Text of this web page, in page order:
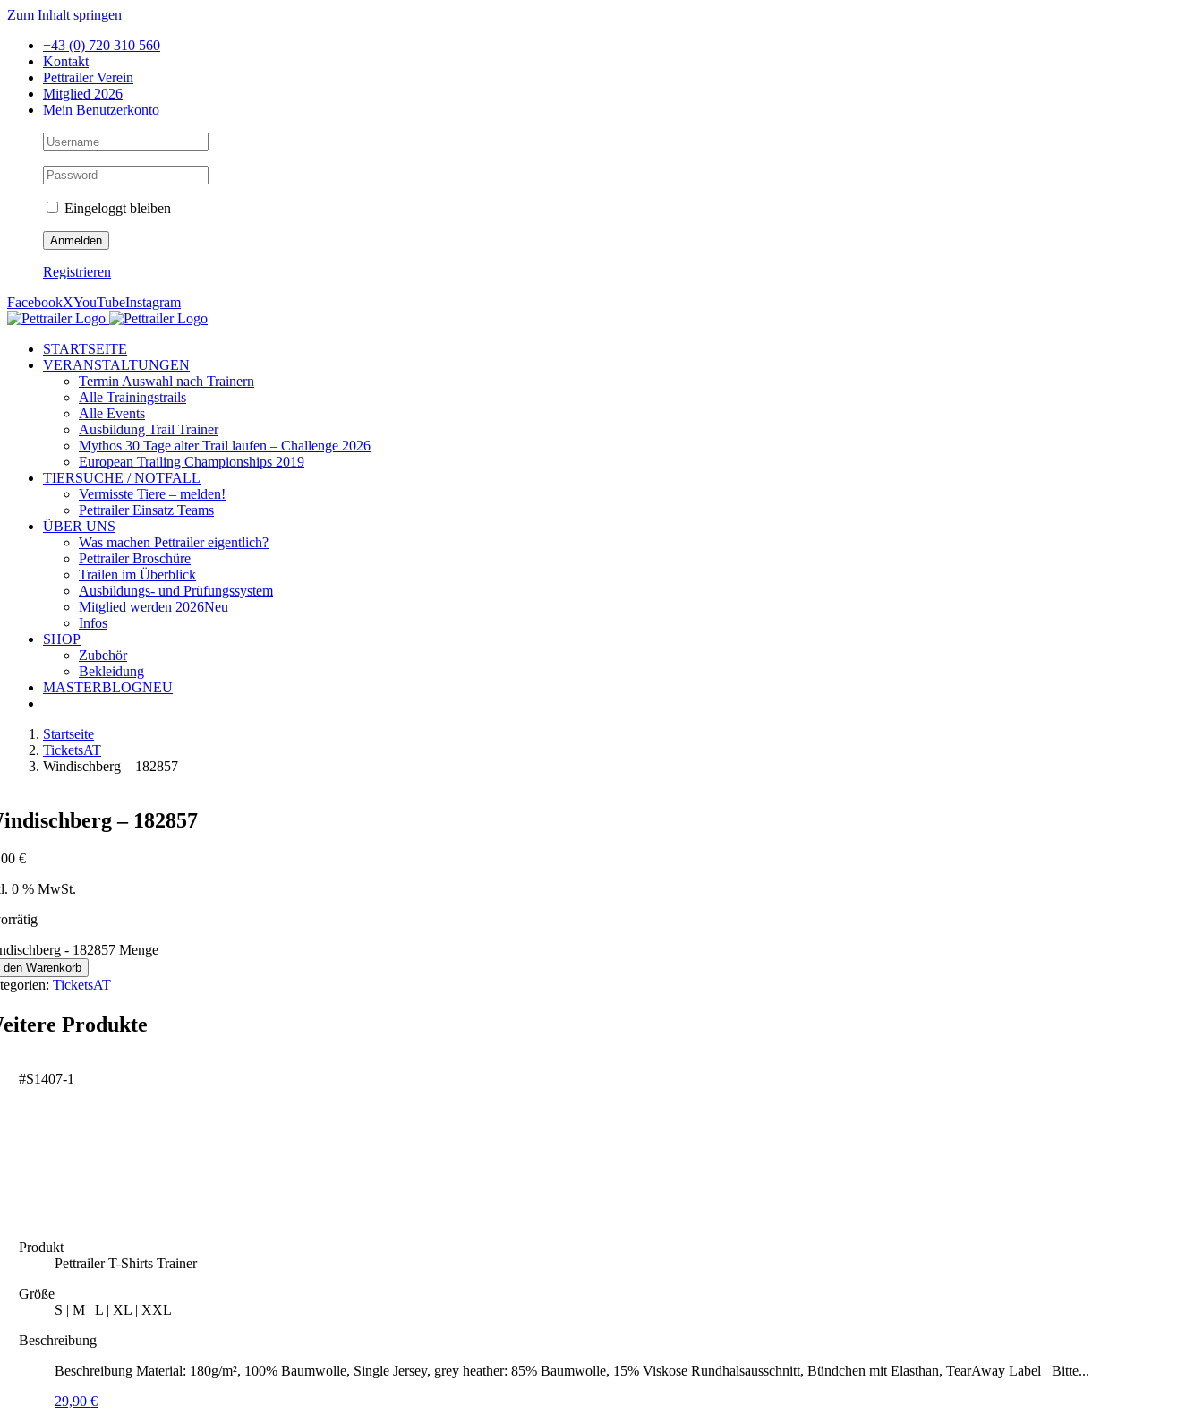
Zum Inhalt springen
+43 (0) 720 310 560
Kontakt
Pettrailer Verein
Mitglied 2026
Mein Benutzerkonto
Eingeloggt bleiben
Registrieren
FacebookXYouTubeInstagram
STARTSEITE
VERANSTALTUNGEN
Termin Auswahl nach Trainern
Alle Trainingstrails
Alle Events
Ausbildung Trail Trainer
Mythos 30 Tage alter Trail laufen – Challenge 2026
European Trailing Championships 2019
TIERSUCHE / NOTFALL
Vermisste Tiere – melden!
Pettrailer Einsatz Teams
ÜBER UNS
Was machen Pettrailer eigentlich?
Pettrailer Broschüre
Trailen im Überblick
Ausbildungs- und Prüfungssystem
Mitglied werden 2026Neu
Infos
SHOP
Zubehör
Bekleidung
MASTERBLOGNEU
Startseite
TicketsAT
Windischberg – 182857
– 182857
€
0 % MwSt.
- 182857 Menge
den Warenkorb
TicketsAT
Produkte
#S1407-1
Produkt
Pettrailer T-Shirts Trainer
Größe
S | M | L | XL | XXL
Beschreibung
Beschreibung Material: 180g/m², 100% Baumwolle, Single Jersey, grey heather: 85% Baumwolle, 15% Viskose Rundhalsausschnitt, Bündchen mit Elasthan, TearAway Label Bitte...
29,90€